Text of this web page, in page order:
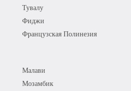
Тувалу
Фиджи
Французская Полинезия
Малави
Мозамбик